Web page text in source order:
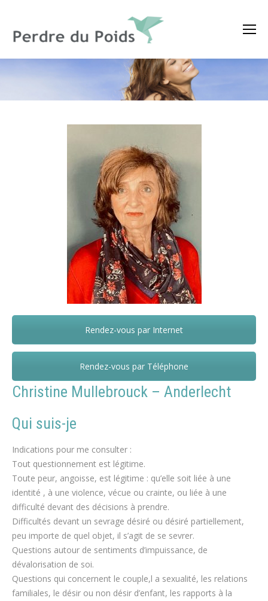
Christine Mullebrouck – Anderlecht
Qui suis-je
Indications pour me consulter :
Tout questionnement est légitime.
Toute peur, angoisse, est légitime : qu’elle soit liée à une
identité , à une violence, vécue ou crainte, ou liée à une
difficulté devant des décisions à prendre.
Difficultés devant un sevrage désiré ou désiré partiellement,
peu importe de quel objet, il s’agit de se sevrer.
Questions autour de sentiments d’impuissance, de
dévalorisation de soi.
Questions qui concernent le couple,l a sexualité, les relations
familiales, le désir ou non désir d’enfant, les rapports à la
Rendez-vous par Internet
Rendez-vous par Téléphone